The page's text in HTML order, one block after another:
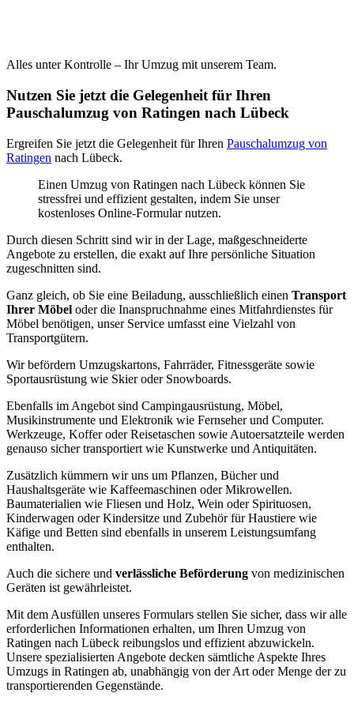
Alles unter Kontrolle – Ihr Umzug mit unserem Team.
Nutzen Sie jetzt die Gelegenheit für Ihren
Pauschalumzug von Ratingen nach Lübeck
Ergreifen Sie jetzt die Gelegenheit für Ihren Pauschalumzug von
Ratingen nach Lübeck.
Einen Umzug von Ratingen nach Lübeck können Sie
stressfrei und effizient gestalten, indem Sie unser
kostenloses Online-Formular nutzen.
Durch diesen Schritt sind wir in der Lage, maßgeschneiderte
Angebote zu erstellen, die exakt auf Ihre persönliche Situation
zugeschnitten sind.
Ganz gleich, ob Sie eine Beiladung, ausschließlich einen Transport
Ihrer Möbel oder die Inanspruchnahme eines Mitfahrdienstes für
Möbel benötigen, unser Service umfasst eine Vielzahl von
Transportgütern.
Wir befördern Umzugskartons, Fahrräder, Fitnessgeräte sowie
Sportausrüstung wie Skier oder Snowboards.
Ebenfalls im Angebot sind Campingausrüstung, Möbel,
Musikinstrumente und Elektronik wie Fernseher und Computer.
Werkzeuge, Koffer oder Reisetaschen sowie Autoersatzteile werden
genauso sicher transportiert wie Kunstwerke und Antiquitäten.
Zusätzlich kümmern wir uns um Pflanzen, Bücher und
Haushaltsgeräte wie Kaffeemaschinen oder Mikrowellen.
Baumaterialien wie Fliesen und Holz, Wein oder Spirituosen,
Kinderwagen oder Kindersitze und Zubehör für Haustiere wie
Käfige und Betten sind ebenfalls in unserem Leistungsumfang
enthalten.
Auch die sichere und verlässliche Beförderung von medizinischen
Geräten ist gewährleistet.
Mit dem Ausfüllen unseres Formulars stellen Sie sicher, dass wir alle
erforderlichen Informationen erhalten, um Ihren Umzug von
Ratingen nach Lübeck reibungslos und effizient abzuwickeln.
Unsere spezialisierten Angebote decken sämtliche Aspekte Ihres
Umzugs in Ratingen ab, unabhängig von der Art oder Menge der zu
transportierenden Gegenstände.